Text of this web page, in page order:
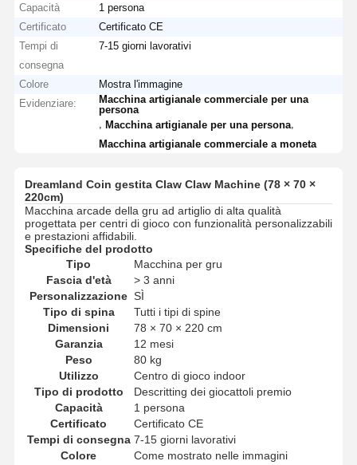
Capacità
1 persona
Certificato
Certificato CE
Tempi di
consegna
7-15 giorni lavorativi
Colore
Mostra l'immagine
Evidenziare:
Macchina artigianale commerciale per una
persona
,Macchina artigianale per una persona
Macchina artigianale commerciale a moneta
Dreamland Coin gestita Claw Claw Machine (78 × 70 ×
220cm)
Macchina arcade della gru ad artiglio di alta qualità
progettata per centri di gioco con funzionalità personalizzabili
e prestazioni affidabili.
Specifiche del prodotto
Tipo
Macchina per gru
Fascia d'età
> 3 anni
Personalizzazione SÌ
Tipo di spina
Tutti i tipi di spine
Dimensioni
78 × 70 × 220 cm
Garanzia
12 mesi
Peso
80 kg
Utilizzo
Centro di gioco indoor
Tipo di prodotto
Descritting dei giocattoli premio
Capacità
1 persona
Certificato
Certificato CE
Tempi di consegna 7-15 giorni lavorativi
Colore
Come mostrato nelle immagini